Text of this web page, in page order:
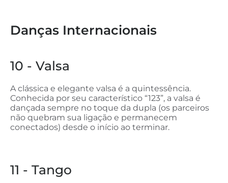
Danças Internacionais
10 - Valsa
A clássica e elegante valsa é a quintessência.
Conhecida por seu característico “123”, a valsa é
dançada sempre no toque da dupla (os parceiros
não quebram sua ligação e permanecem
conectados) desde o início ao terminar.
11 - Tango